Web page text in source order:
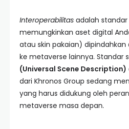
Interoperabilitas adalah
memungkinkan aset digital
atau skin pakaian)
ke metaverse lainnya. Standar
(Universal Scene Description)
dari Khronos Group sedang
yang harus didukung oleh
metaverse masa depan.